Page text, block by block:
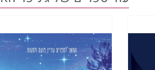
"אני לעולם לא אתחתן, מנדי.